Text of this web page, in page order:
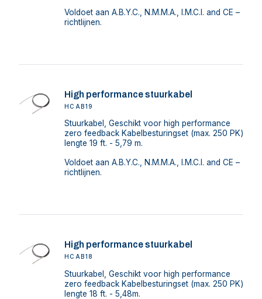
Voldoet aan A.B.Y.C., N.M.M.A., I.M.C.I. and CE –
richtlijnen.
High performance stuurkabel
HCAB19
Stuurkabel, Geschikt voor high performance
zero feedback Kabelbesturingset (max. 250 PK)
lengte 19 ft. - 5,79 m.
Voldoet aan A.B.Y.C., N.M.M.A., I.M.C.I. and CE –
richtlijnen.
High performance stuurkabel
HCAB18
Stuurkabel, Geschikt voor high performance
zero feedback Kabelbesturingset (max. 250 PK)
lengte 18 ft. - 5,48m.